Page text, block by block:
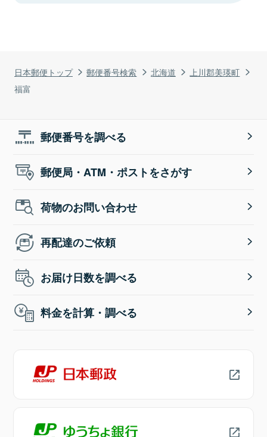
日本郵便トップ 郵便番号検索 北海道
上川郡美瑛町
福富
郵便番号を調べる
郵便局・ATM・ポストをさがす
荷物のお問い合わせ
再配達のご依頼
お届け日数を調べる
料金を計算・調べる